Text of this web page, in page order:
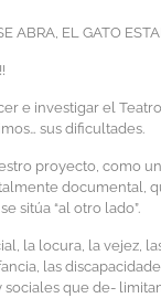
ABRA, EL GATO
e investigar el
sus dificultades.
proyecto, como
documental,
sitúa “al otro lado”.
la locura, la vejez,
las
sociales que de-